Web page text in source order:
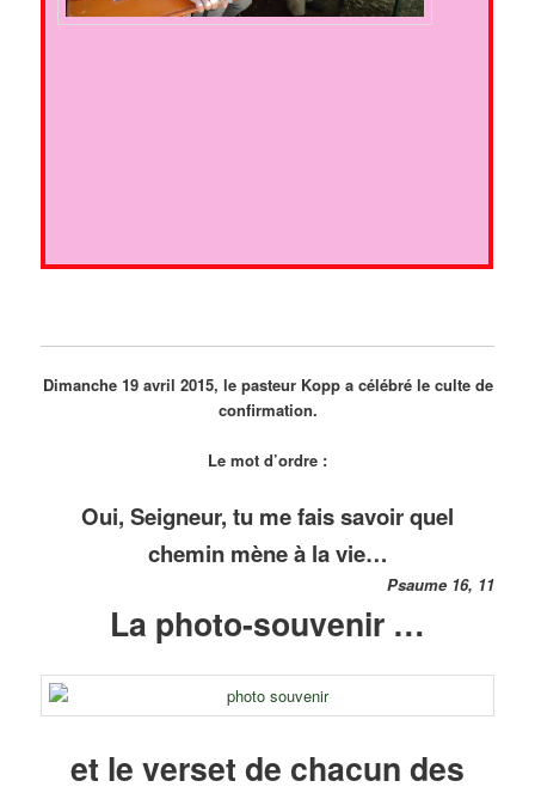
Dimanche 19 avril 2015, le pasteur Kopp a célébré le culte de
confirmation.
Le mot d’ordre :
Oui, Seigneur, tu me fais savoir quel
chemin mène à la vie…
Psaume 16, 11
La photo-souvenir …
et le verset de chacun des